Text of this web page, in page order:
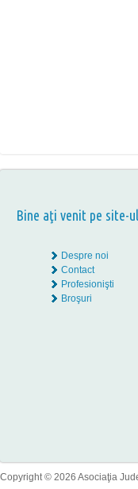
Bine aţi venit pe site-
Despre noi
Contact
Profesionişti
Broşuri
Copyright © 2026 Asociaţia